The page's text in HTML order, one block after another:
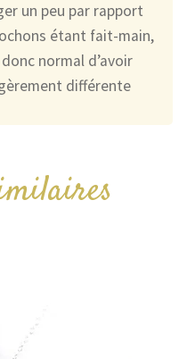
un peu par rapport
étant fait-main,
normal d’avoir
différente